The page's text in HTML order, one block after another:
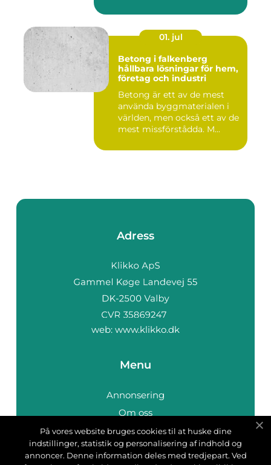
01. jul
Betong i falkenberg
hållbara lösningar för hem,
företag och industri
Betong är ett av de mest
använda byggmaterialen i
världen, men också ett av de
mest missförstådda. M...
Adress
web: www.klikko.dk
Menu
Annonsering
Om oss
Cookies
Kontakta oss
På vores website bruges cookies til at huske dine
indstillinger, statistik og personalisering af indhold og
annoncer. Denne information deles med tredjepart. Ved